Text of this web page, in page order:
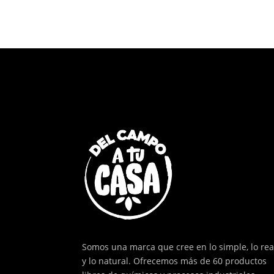
Somos una marca que cree en lo simple, lo
y lo natural. Ofrecemos más de 60 productos